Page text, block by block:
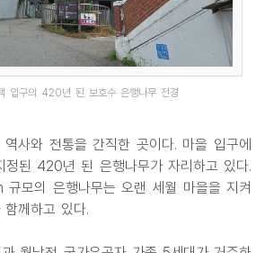
입구의 420년 된 보호수 은행나무 전경
사와 전통을 간직한 곳이다. 마을 입구에
정된 420년 된 은행나무가 자리하고 있다.
모의 은행나무는 오랜 세월 마을을 지켜
께하고 있다.